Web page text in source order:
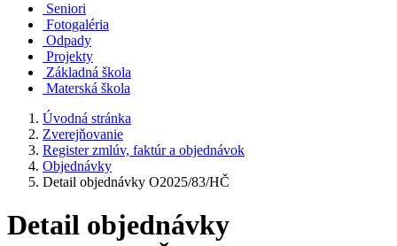
Seniori
Fotogaléria
Odpady
Projekty
Základná škola
Materská škola
Úvodná stránka
Zverejňovanie
Register zmlúv, faktúr a objednávok
Objednávky
Detail objednávky O2025/83/HČ
Detail objednávky